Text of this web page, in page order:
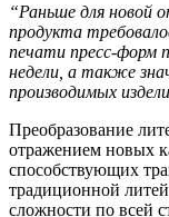
“Раньше для новой
продукта
печати пресс-форм
недели, а также
производимых
Преобразование
отражением новых
способствующих
традиционной
сложности по всей